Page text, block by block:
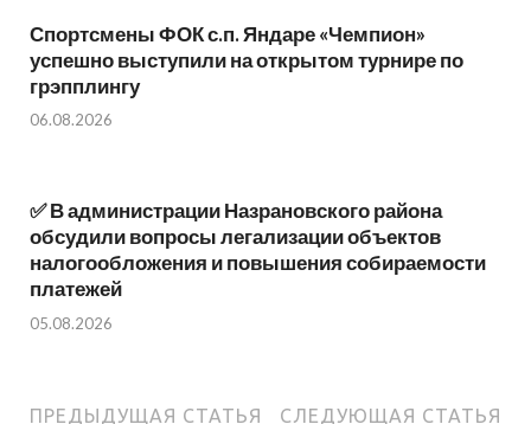
Спортсмены ФОК с.п. Яндаре «Чемпион»
успешно выступили на открытом турнире по
грэпплингу
06.08.2026
✅ В администрации Назрановского района
обсудили вопросы легализации объектов
налогообложения и повышения собираемости
платежей
05.08.2026
ПРЕДЫДУЩАЯ СТАТЬЯ СЛЕДУЮЩАЯ СТАТЬЯ